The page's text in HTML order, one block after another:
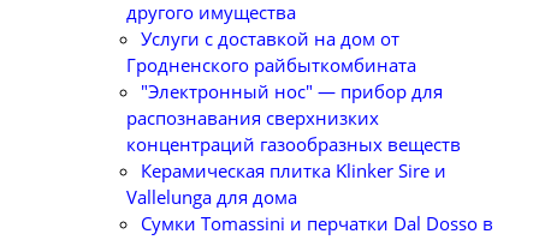
другого имущества
Услуги с доставкой на дом от
Гродненского райбыткомбината
"Электронный нос" — прибор для
распознавания сверхнизких
концентраций газообразных веществ
Керамическая плитка Klinker Sire и
Vallelunga для дома
Сумки Tomassini и перчатки Dal Dosso в